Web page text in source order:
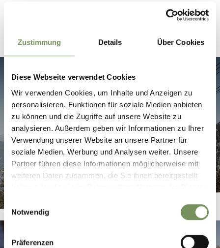
Zustimmung Details Über Cookies
Diese Webseite verwendet Cookies
Wir verwenden Cookies, um Inhalte und Anzeigen zu
personalisieren, Funktionen für soziale Medien anbieten
zu können und die Zugriffe auf unsere Website zu
analysieren. Außerdem geben wir Informationen zu Ihrer
Verwendung unserer Website an unsere Partner für
soziale Medien, Werbung und Analysen weiter. Unsere
Partner führen diese Informationen möglicherweise mit
weiteren Daten zusammen, die Sie ihnen bereitgestellt
Einwilligungsauswahl
Notwendig
Präferenzen